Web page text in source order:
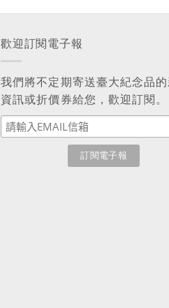
歡迎訂閱電子報
我們將不定期寄送臺大紀念品
資訊或折價券給您，歡迎訂閱。